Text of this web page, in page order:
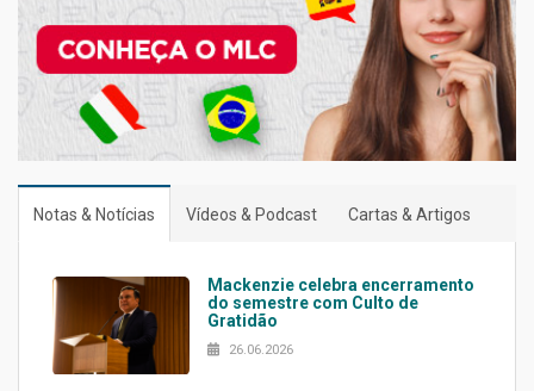
Notas & Notícias Vídeos & Podcast Cartas & Artigos
Mackenzie celebra encerramento
do semestre com Culto de
Gratidão
26.06.2026